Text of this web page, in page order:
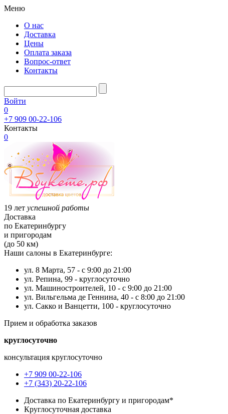
Меню
О нас
Доставка
Цены
Оплата заказа
Вопрос-ответ
Контакты
Войти
0
+7 909 00-22-106
Контакты
0
19 лет успешной работы
Доставка
по Екатеринбургу
и пригородам
(до 50 км)
Наши салоны в Екатеринбурге:
ул. 8 Марта, 57 - с 9:00 до 21:00
ул. Репина, 99 - круглосуточно
ул. Машиностроителей, 10 - с 9:00 до 21:00
ул. Вильгельма де Геннина, 40 - с 8:00 до 21:00
ул. Сакко и Ванцетти, 100 - круглосуточно
Прием и обработка заказов
круглосуточно
консультация круглосуточно
+7 909 00-22-106
+7 (343) 20-22-106
Доставка по Екатеринбургу и пригородам*
Круглосуточная доставка